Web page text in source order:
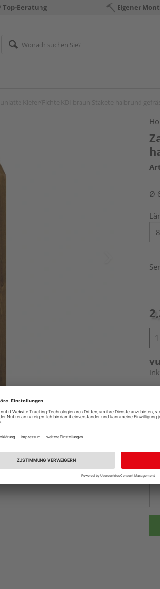
Top-Beratung Eigener
Ø